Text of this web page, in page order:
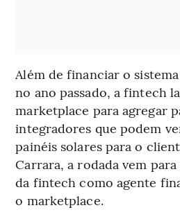
Além de financiar o
no ano passado, a fintech
marketplace para agregar
integradores que podem
painéis solares para o
Carrara, a rodada vem
da fintech como agente
o marketplace.